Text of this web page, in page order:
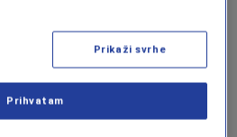
u američkoj
Moss Adams.
ipak nije lako izvedivo.
Prikaži svrhe
Prihvatam